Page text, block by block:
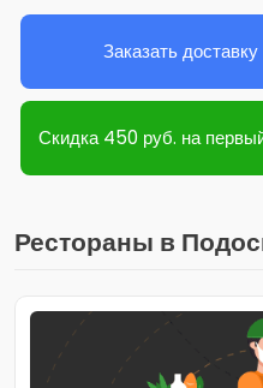
Заказать
Скидка 450 руб. на
Рестораны в